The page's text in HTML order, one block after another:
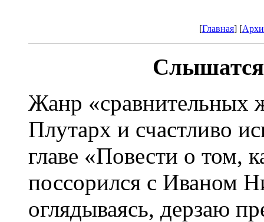
[Главная] [
Жанр «сравнительных
Плутарх и счастливо
главе «Повести о том,
поссорился с Иваном
оглядываясь, дерзаю